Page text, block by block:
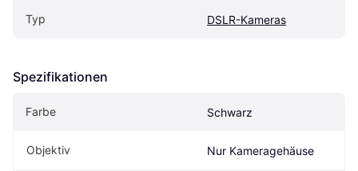
Typ DSLR-Kameras
Spezifikationen
Farbe Schwarz
Objektiv Nur Kameragehäuse